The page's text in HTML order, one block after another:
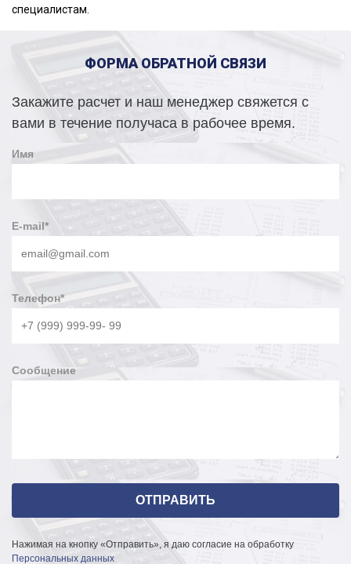
специалистам.
ФОРМА ОБРАТНОЙ СВЯЗИ
Закажите расчет и наш менеджер свяжется с
вами в течение получаса в рабочее время.
Имя
E-mail*
Телефон*
Сообщение
Нажимая на кнопку «Отправить», я даю согласие на обработку
Персональных данных